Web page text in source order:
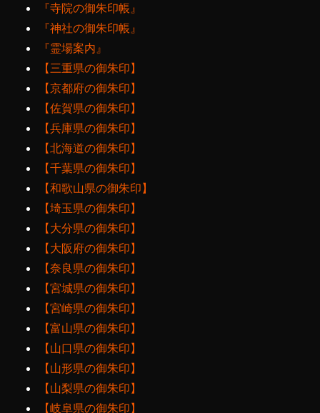
『寺院の御朱印帳』
『神社の御朱印帳』
『霊場案内』
【三重県の御朱印】
【京都府の御朱印】
【佐賀県の御朱印】
【兵庫県の御朱印】
【北海道の御朱印】
【千葉県の御朱印】
【和歌山県の御朱印】
【埼玉県の御朱印】
【大分県の御朱印】
【大阪府の御朱印】
【奈良県の御朱印】
【宮城県の御朱印】
【宮崎県の御朱印】
【富山県の御朱印】
【山口県の御朱印】
【山形県の御朱印】
【山梨県の御朱印】
【岐阜県の御朱印】